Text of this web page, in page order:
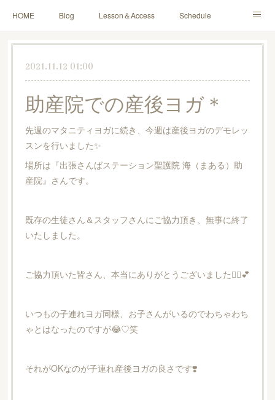
HOME Blog Lesson＆Access Schedule
Yoga for Mama＆Baby About Contact
2021.11.12 01:00
助産院での産後ヨガ＊
先週のマタニティヨガに続き、今週は産後ヨガのデモレッ
スンを行いました✨
場所は『出張さんばステーション聖護院 海（まある）助
産院』さんです。
既存の生徒さん＆スタッフさんにご協力頂き、無事に終了
いたしました。
ご協力頂いた皆さん、本当にありがとうございました🙇‍♀️💕
いつもの子連れヨガ同様、お子さんがいるのでわちゃわち
ゃとはなったのですが😂♡笑
それがOKなのが子連れ産後ヨガの良さです❣️